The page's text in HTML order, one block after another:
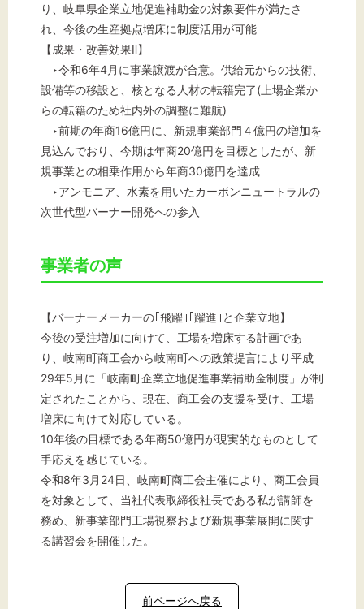
り、岐阜県企業立地促進補助金の対象要件が満たさ
れ、今後の生産拠点増床に制度活用が可能
【成果・改善効果Ⅱ】
‣令和6年4月に事業譲渡が合意。供給元からの技術、
設備等の移設と、核となる人材の転籍完了(上場企業か
らの転籍のため社内外の調整に難航)
‣前期の年商16億円に、新規事業部門４億円の増加を
見込んでおり、今期は年商20億円を目標としたが、新
規事業との相乗作用から年商30億円を達成
‣アンモニア、水素を用いたカーボンニュートラルの
次世代型バーナー開発への参入
事業者の声
【バーナーメーカーの｢飛躍｣｢躍進｣と企業立地】
今後の受注増加に向けて、工場を増床する計画であ
り、岐南町商工会から岐南町への政策提言により平成
29年5月に「岐南町企業立地促進事業補助金制度」が制
定されたことから、現在、商工会の支援を受け、工場
増床に向けて対応している。
10年後の目標である年商50億円が現実的なものとして
手応えを感じている。
令和8年3月24日、岐南町商工会主催により、商工会員
を対象として、当社代表取締役社長である私が講師を
務め、新事業部門工場視察および新規事業展開に関す
る講習会を開催した。
前ページへ戻る